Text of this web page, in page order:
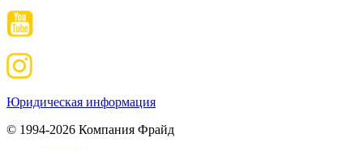
Юридическая информация
© 1994-2026 Компания Фрайд